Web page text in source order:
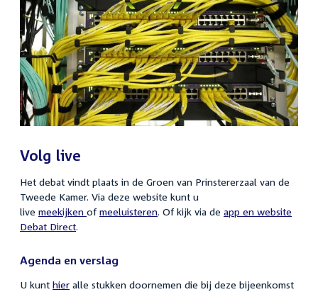
Volg live
Het debat vindt plaats in de Groen van Prinstererzaal van de
Tweede Kamer. Via deze website kunt u
live meekijken of meeluisteren. Of kijk via de app en website
Debat Direct.
Agenda en verslag
U kunt hier alle stukken doornemen die bij deze bijeenkomst